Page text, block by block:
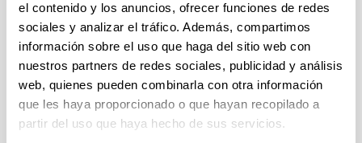
el contenido y los anuncios, ofrecer funciones de redes
sociales y analizar el tráfico. Además, compartimos
información sobre el uso que haga del sitio web con
nuestros partners de redes sociales, publicidad y análisis
web, quienes pueden combinarla con otra información
que les haya proporcionado o que hayan recopilado a
partir del uso que haya hecho de sus servicios.